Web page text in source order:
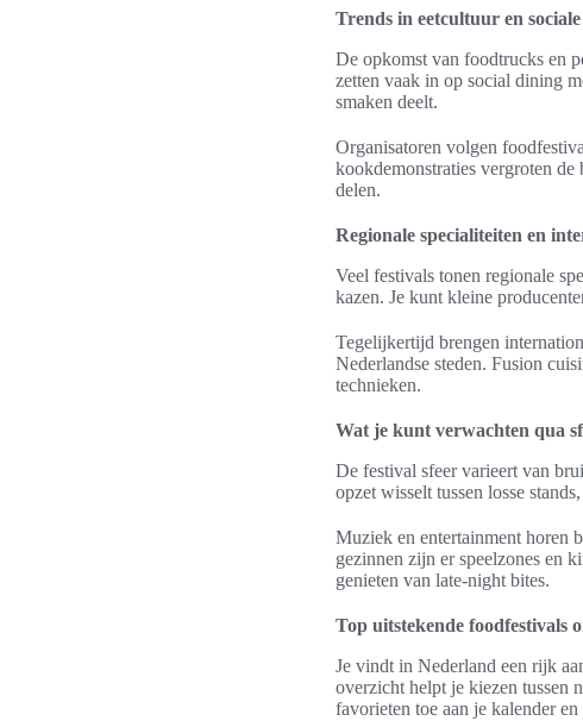
Trends in eetcultuur en sociale
De opkomst van foodtrucks en
zetten vaak in op social dining
smaken deelt.
Organisatoren volgen
kookdemonstraties vergroten
delen.
Regionale specialiteiten en
Veel festivals tonen regionale
kazen. Je kunt kleine
Tegelijkertijd brengen
Nederlandse steden. Fusion
technieken.
Wat je kunt verwachten qua
De festival sfeer varieert van
opzet wisselt tussen losse
Muziek en entertainment horen
gezinnen zijn er speelzones en
genieten van late-night bites.
Top uitstekende foodfestivals
Je vindt in Nederland een rijk
overzicht helpt je kiezen tussen
favorieten toe aan je kalender